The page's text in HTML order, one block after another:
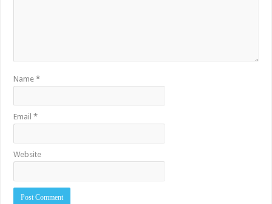
Name*
Email*
Website